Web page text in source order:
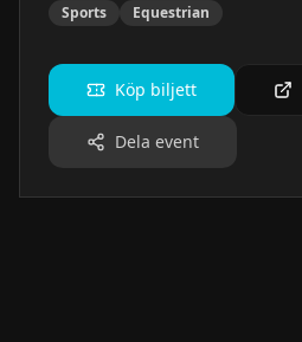
Sports Equestrian
Köp biljett
Dela event